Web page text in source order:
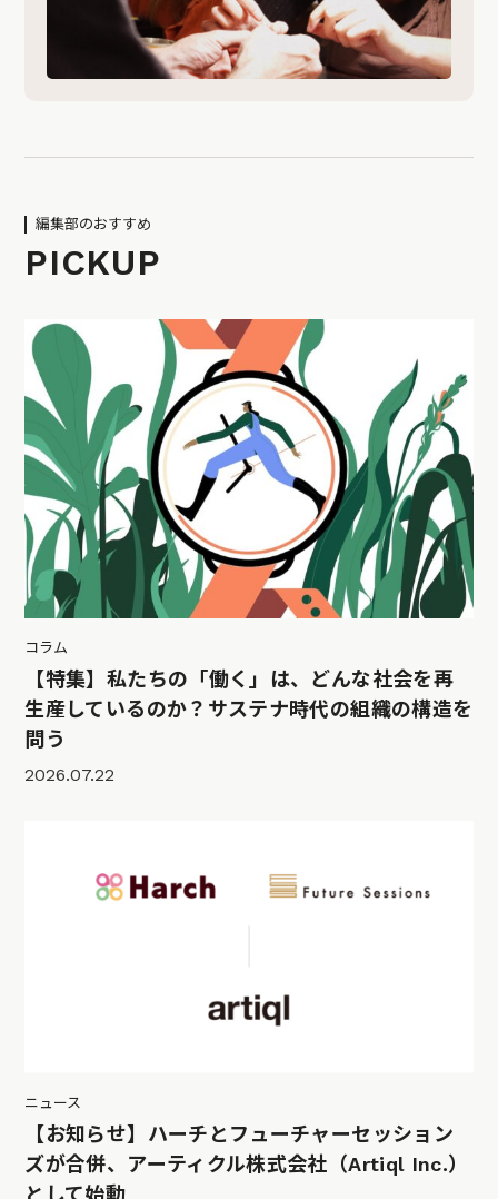
編集部のおすすめ
PICKUP
コラム
【特集】私たちの「働く」は、どんな社会を再
生産しているのか？サステナ時代の組織の構造を
問う
2026.07.22
ニュース
【お知らせ】ハーチとフューチャーセッション
ズが合併、アーティクル株式会社（Artiql Inc.）
として始動